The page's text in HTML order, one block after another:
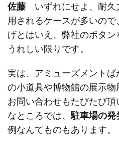
佐藤 いずれにせよ、耐久
用されるケースが多いの
げとはいえ、弊社のボタ
うれしい限りです。
実は、アミューズメント
の小道具や博物館の展示
お問い合わせもたびたび
なところでは、駐車場の発
例なんてものもあります。